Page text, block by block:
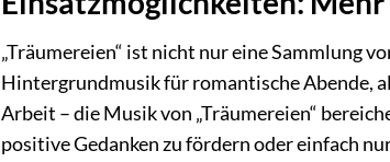
„Träumereien“ ist nicht nur eine Sammlung
Hintergrundmusik für romantische Abende,
Arbeit – die Musik von „Träumereien“
positive Gedanken zu fördern oder einfach